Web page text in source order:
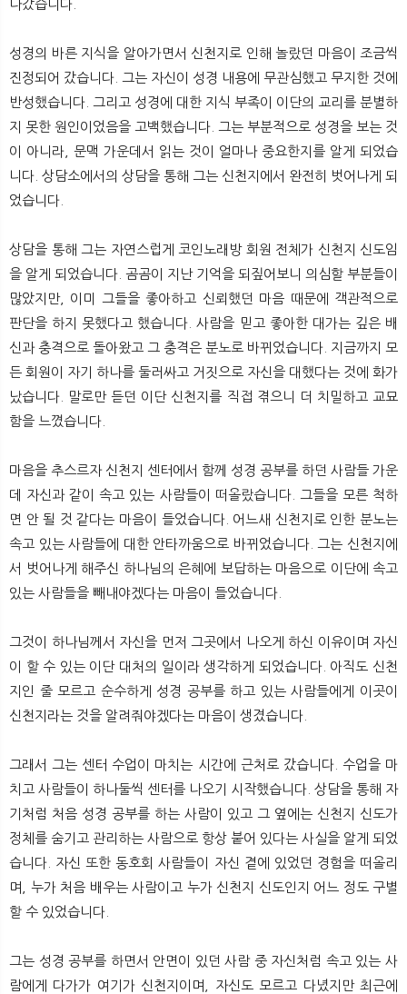
나갔습니다.
성경의 바른 지식을 알아가면서 신천지로 인해 놀랐던 마음이 조금씩
진정되어 갔습니다. 그는 자신이 성경 내용에 무관심했고 무지한 것에
반성했습니다. 그리고 성경에 대한 지식 부족이 이단의 교리를 분별하
지 못한 원인이었음을 고백했습니다. 그는 부분적으로 성경을 보는 것
이 아니라, 문맥 가운데서 읽는 것이 얼마나 중요한지를 알게 되었습
니다. 상담소에서의 상담을 통해 그는 신천지에서 완전히 벗어나게 되
었습니다.
상담을 통해 그는 자연스럽게 코인노래방 회원 전체가 신천지 신도임
을 알게 되었습니다. 곰곰이 지난 기억을 되짚어보니 의심할 부분들이
많았지만, 이미 그들을 좋아하고 신뢰했던 마음 때문에 객관적으로
판단을 하지 못했다고 했습니다. 사람을 믿고 좋아한 대가는 깊은 배
신과 충격으로 돌아왔고 그 충격은 분노로 바뀌었습니다. 지금까지 모
든 회원이 자기 하나를 둘러싸고 거짓으로 자신을 대했다는 것에 화가
났습니다. 말로만 듣던 이단 신천지를 직접 겪으니 더 치밀하고 교묘
함을 느꼈습니다.
마음을 추스르자 신천지 센터에서 함께 성경 공부를 하던 사람들 가운
데 자신과 같이 속고 있는 사람들이 떠올랐습니다. 그들을 모른 척하
면 안 될 것 같다는 마음이 들었습니다. 어느새 신천지로 인한 분노는
속고 있는 사람들에 대한 안타까움으로 바뀌었습니다. 그는 신천지에
서 벗어나게 해주신 하나님의 은혜에 보답하는 마음으로 이단에 속고
있는 사람들을 빼내야겠다는 마음이 들었습니다.
그것이 하나님께서 자신을 먼저 그곳에서 나오게 하신 이유이며 자신
이 할 수 있는 이단 대처의 일이라 생각하게 되었습니다. 아직도 신천
지인 줄 모르고 순수하게 성경 공부를 하고 있는 사람들에게 이곳이
신천지라는 것을 알려줘야겠다는 마음이 생겼습니다.
그래서 그는 센터 수업이 마치는 시간에 근처로 갔습니다. 수업을 마
치고 사람들이 하나둘씩 센터를 나오기 시작했습니다. 상담을 통해 자
기처럼 처음 성경 공부를 하는 사람이 있고 그 옆에는 신천지 신도가
정체를 숨기고 관리하는 사람으로 항상 붙어 있다는 사실을 알게 되었
습니다. 자신 또한 동호회 사람들이 자신 곁에 있었던 경험을 떠올리
며, 누가 처음 배우는 사람이고 누가 신천지 신도인지 어느 정도 구별
할 수 있었습니다.
그는 성경 공부를 하면서 안면이 있던 사람 중 자신처럼 속고 있는 사
람에게 다가가 여기가 신천지이며, 자신도 모르고 다녔지만 최근에